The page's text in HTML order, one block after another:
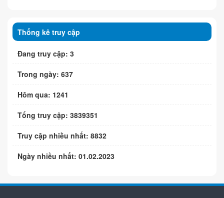
Thống kê truy cập
Đang truy cập: 3
Trong ngày: 637
Hôm qua: 1241
Tổng truy cập: 3839351
Truy cập nhiều nhất: 8832
Ngày nhiều nhất: 01.02.2023